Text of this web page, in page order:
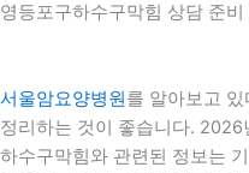
영등포구하수구막힘 상담 준
서울암요양병원를 알아보고
정리하는 것이 좋습니다.
하수구막힘와 관련된 정보는